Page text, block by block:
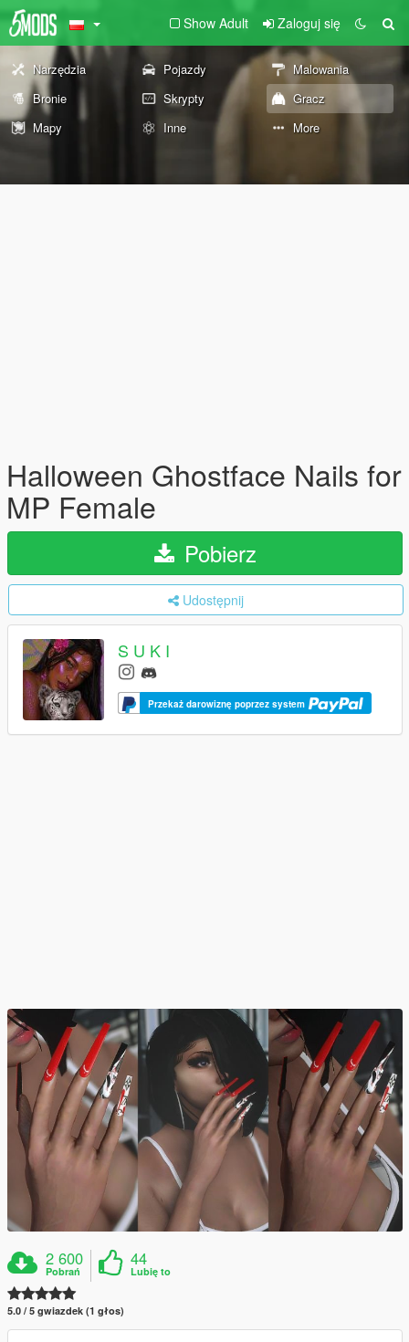
Show Adult Zaloguj się
Narzędzia Pojazdy
Malowania
Bronie
Skrypty
Gracz
Mapy
Inne More
Halloween Ghostface Nails for
MP Female
Pobierz
Udostępnij
S U K I
Przekaż darowiznę poprzez system
2 600
Pobrań
44
Lubię to
5.0 / 5 gwiazdek (1 głos)